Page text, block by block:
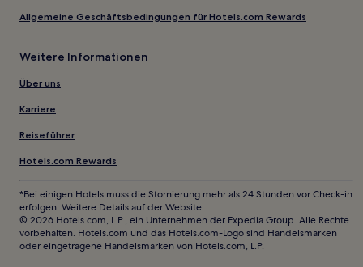
Allgemeine Geschäftsbedingungen für Hotels.com Rewards
Weitere Informationen
Über uns
Karriere
Reiseführer
Hotels.com Rewards
*Bei einigen Hotels muss die Stornierung mehr als 24 Stunden vor Check-in
erfolgen. Weitere Details auf der Website.
© 2026 Hotels.com, L.P., ein Unternehmen der Expedia Group. Alle Rechte
vorbehalten. Hotels.com und das Hotels.com-Logo sind Handelsmarken
oder eingetragene Handelsmarken von Hotels.com, L.P.